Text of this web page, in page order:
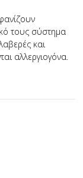
τους σύστημα
και
αλλεργιογόνα.